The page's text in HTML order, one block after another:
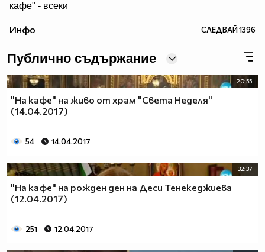
кафе" - всеки
може да гледате и в
Инфо СЛЕДВАЙ1396
Публично съдържание
20:55
"На кафе" на живо от храм "Света Неделя"
(14.04.2017)
54 14.04.2017
32:37
"На кафе" на рожден ден на Деси Тенекеджиева
(12.04.2017)
251 12.04.2017